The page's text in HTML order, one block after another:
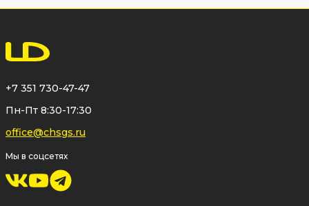
+7 351 730-47-47
Пн-Пт 8:30-17:30
office@chsgs.ru
Мы в соцсетях